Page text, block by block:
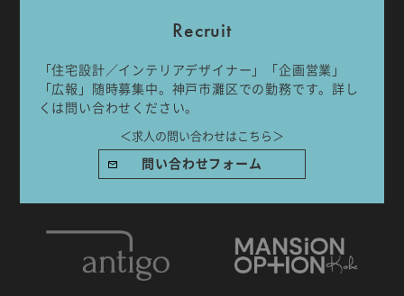
Recruit
「住宅設計／インテリアデザイナー」「企画営業」
「広報」随時募集中。神戸市灘区での勤務です。詳し
くは問い合わせください。
＜求人の問い合わせはこちら＞
問い合わせフォーム
IDA DESIGN by 株式会社 IDA Company